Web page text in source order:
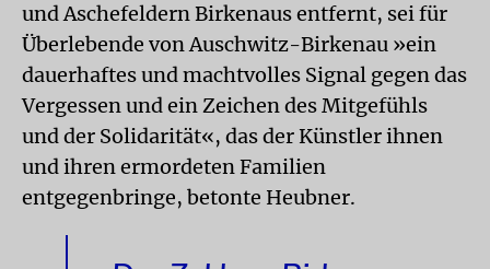
und Aschefeldern Birkenaus entfernt, sei für
Überlebende von Auschwitz-Birkenau »ein
dauerhaftes und machtvolles Signal gegen das
Vergessen und ein Zeichen des Mitgefühls
und der Solidarität«, das der Künstler ihnen
und ihren ermordeten Familien
entgegenbringe, betonte Heubner.